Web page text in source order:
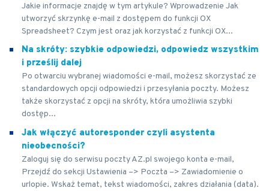
Jakie informacje znajdę w tym artykule? Wprowadzenie Jak
utworzyć skrzynkę e-mail z dostępem do funkcji OX
Spreadsheet? Czym jest oraz jak korzystać z funkcji OX...
Na skróty: szybkie odpowiedzi, odpowiedz wszystkim
i prześlij dalej
Po otwarciu wybranej wiadomości e-mail, możesz skorzystać ze
standardowych opcji odpowiedzi i przesyłania poczty. Możesz
także skorzystać z opcji na skróty, która umożliwia szybki
dostęp...
Jak włączyć autoresponder czyli asystenta
nieobecności?
Zaloguj się do serwisu poczty AZ.pl swojego konta e-mail,
Przejdź do sekcji Ustawienia –> Poczta –> Zawiadomienie o
urlopie. Wskaż temat, tekst wiadomości, zakres działania (data).